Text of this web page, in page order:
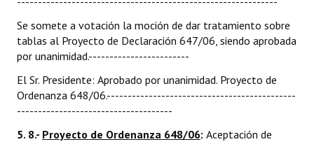
Se somete a votación la moción de dar tratamiento sobre
tablas al Proyecto de Declaración 647/06, siendo aprobada
por unanimidad.------------------------
El Sr. Presidente: Aprobado por unanimidad. Proyecto de
Ordenanza 648/06.---------------------------------------------
-------------------------------------
5. 8.- Proyecto de Ordenanza 648/06: Aceptación de